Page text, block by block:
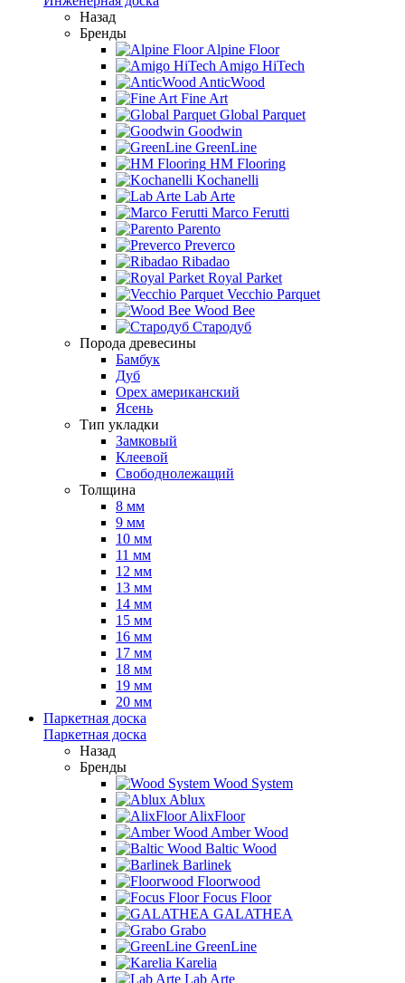
Назад
Бренды
Alpine Floor
Amigo HiTech
AnticWood
Fine Art
Global Parquet
Goodwin
GreenLine
HM Flooring
Kochanelli
Lab Arte
Marco Ferutti
Parento
Preverco
Ribadao
Royal Parket
Vecchio Parquet
Wood Bee
Стародуб
Порода древесины
Бамбук
Дуб
Орех американский
Ясень
Тип укладки
Замковый
Клеевой
Свободнолежащий
Толщина
8 мм
9 мм
10 мм
11 мм
12 мм
13 мм
14 мм
15 мм
16 мм
17 мм
18 мм
19 мм
20 мм
Паркетная доска
Паркетная доска
Назад
Бренды
Wood System
Ablux
AlixFloor
Amber Wood
Baltic Wood
Barlinek
Floorwood
Focus Floor
GALATHEA
Grabo
GreenLine
Karelia
Lab Arte